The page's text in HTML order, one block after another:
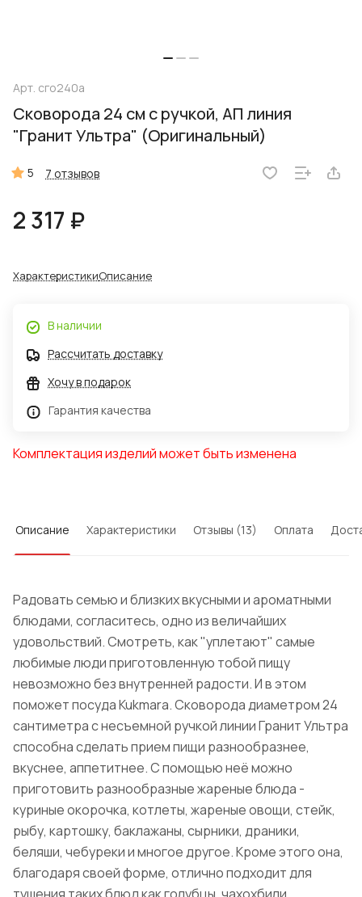
Арт. сго240а
Сковорода 24 см с ручкой, АП линия
"Гранит Ультра" (Оригинальный)
5 7 отзывов
2 317 ₽
ХарактеристикиОписание
В наличии
Рассчитать доставку
Хочу в подарок
Гарантия качества
Комплектация изделий может быть изменена
Описание Характеристики Отзывы (13) Оплата
Радовать семью и близких вкусными и ароматными
блюдами, согласитесь, одно из величайших
удовольствий. Смотреть, как "уплетают" самые
любимые люди приготовленную тобой пищу
невозможно без внутренней радости. И в этом
поможет посудаKukmara. Сковорода диаметром 24
сантиметра с несъемной ручкой линииГранитУльтра
способна сделать прием пищи разнообразнее,
вкуснее, аппетитнее. С помощью неё можно
приготовить разнообразные жареные блюда -
куриные окорочка, котлеты, жареные овощи, стейк,
рыбу, картошку, баклажаны, сырники, драники,
беляши, чебуреки и многое другое. Кроме этого она,
благодаря своей форме, отлично подходит для